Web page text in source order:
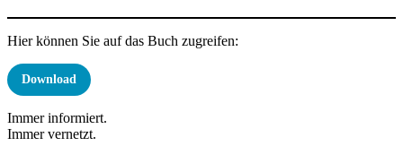
Hier können Sie auf das Buch zugreifen:
Download
Immer informiert.
Immer vernetzt.